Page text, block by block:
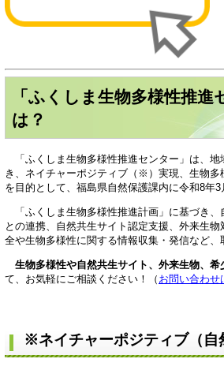
「ふくしま生物多様性推進
は？
「ふくしま生物多様性推進センター」は、
き、ネイチャーポジティブ（※）実現、生物多
を目的として、福島県自然保護課内に令和8年3
「ふくしま生物多様性推進計画」に基づき、
との連携、自然共生サイト認定支援、外来生
全や生物多様性に関する情報収集・発信など、
生物多様性や自然共生サイト、外来生物、希
て、お気軽にご相談ください！（ お問い合わせ
※ネイチャーポジティブ（自